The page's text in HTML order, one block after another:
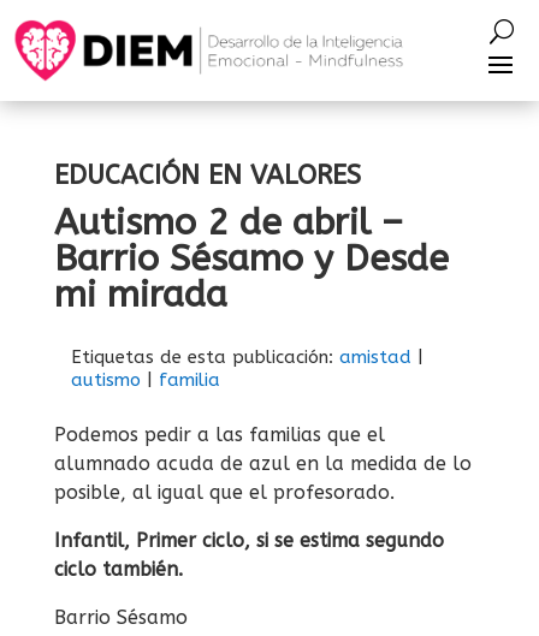
EDUCACIÓN EN VALORES
Autismo 2 de abril –
Barrio Sésamo y Desde
mi mirada
Etiquetas de esta publicación: amistad
autismo
familia
Podemos pedir a las familias que el
alumnado acuda de azul en la medida de lo
posible, al igual que el profesorado.
Infantil, Primer ciclo, si se estima segundo
ciclo también.
Barrio Sésamo